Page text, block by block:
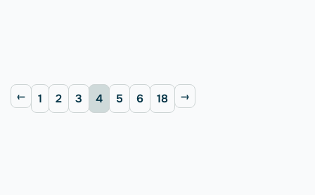
1 2 3 4 5 6 18